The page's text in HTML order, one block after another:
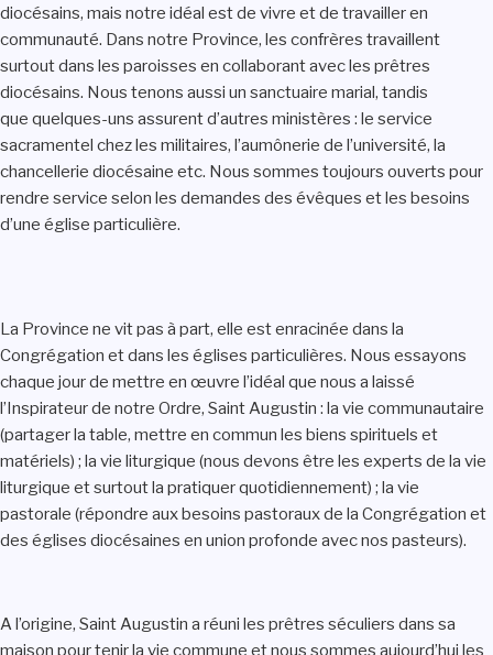
diocésains, mais notre idéal est de vivre et de travailler en
communauté. Dans notre Province, les confrères travaillent
surtout dans les paroisses en collaborant avec les prêtres
diocésains. Nous tenons aussi un sanctuaire marial, tandis
que quelques-uns assurent d’autres ministères : le service
sacramentel chez les militaires, l’aumônerie de l’université, la
chancellerie diocésaine etc. Nous sommes toujours ouverts pour
rendre service selon les demandes des évêques et les besoins
d’une église particulière.
La Province ne vit pas à part, elle est enracinée dans la
Congrégation et dans les églises particulières. Nous essayons
chaque jour de mettre en œuvre l’idéal que nous a laissé
l’Inspirateur de notre Ordre, Saint Augustin : la vie communautaire
(partager la table, mettre en commun les biens spirituels et
matériels) ; la vie liturgique (nous devons être les experts de la vie
liturgique et surtout la pratiquer quotidiennement) ; la vie
pastorale (répondre aux besoins pastoraux de la Congrégation et
des églises diocésaines en union profonde avec nos pasteurs).
A l’origine, Saint Augustin a réuni les prêtres séculiers dans sa
maison pour tenir la vie commune et nous sommes aujourd’hui les